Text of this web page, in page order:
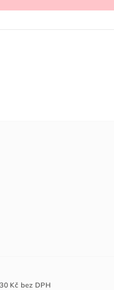
Kč bez DPHcena: